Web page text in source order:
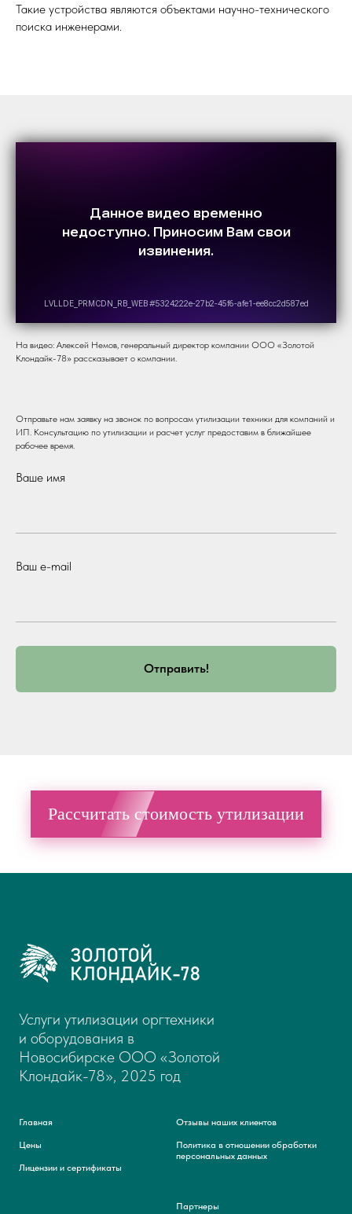
Такие устройства являются объектами научно-технического
поиска инженерами.
На видео: Алексей Немов, генеральный директор компании ООО «Золотой
Клондайк-78» рассказывает о компании.
Отправьте нам заявку на звонок по вопросам утилизации техники для компаний и
ИП. Консультацию по утилизации и расчет услуг предоставим в ближайшее
рабочее время.
Ваше имя
Ваш e-mail
Отправить!
Рассчитать стоимость утилизации
Услуги утилизации оргтехники
и оборудования в
Новосибирске ООО «Золотой
Клондайк-78», 2025 год
Главная
Цены
Лицензии и сертификаты
Отзывы наших клиентов
Политика в отношении обработки
персональных данных
Партнеры